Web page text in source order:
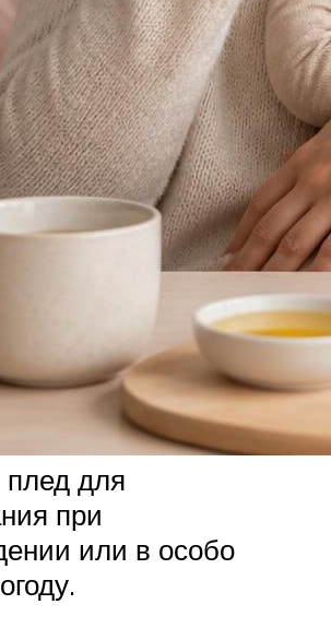
для
при
или в особо